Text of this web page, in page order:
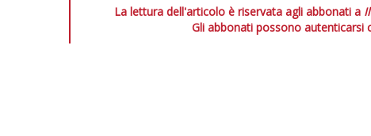
La lettura dell'articolo è riservata agli abbonati a
Gli abbonati possono autenticarsi